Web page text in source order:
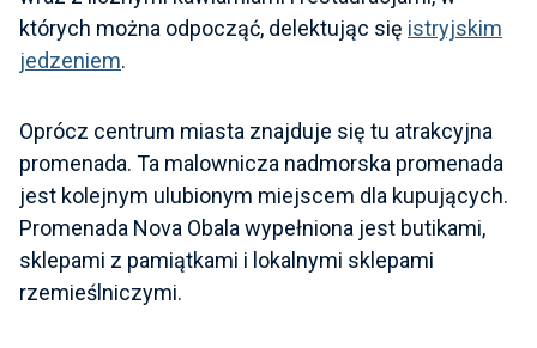
których można odpocząć, delektując się istryjskim
jedzeniem.
Oprócz centrum miasta znajduje się tu atrakcyjna
promenada. Ta malownicza nadmorska promenada
jest kolejnym ulubionym miejscem dla kupujących.
Promenada Nova Obala wypełniona jest butikami,
sklepami z pamiątkami i lokalnymi sklepami
rzemieślniczymi.